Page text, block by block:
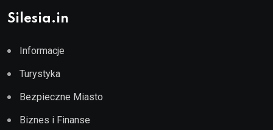
Silesia.in
Informacje
Turystyka
Bezpieczne Miasto
Biznes i Finanse